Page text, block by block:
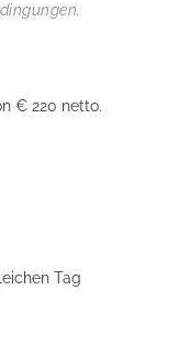
€ 220 netto.
Tag